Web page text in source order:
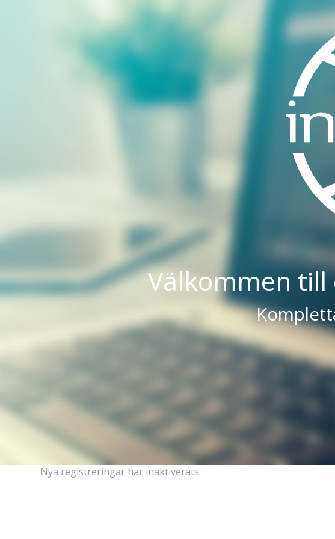
Välkommen
Nya registreringar har inaktiverats.